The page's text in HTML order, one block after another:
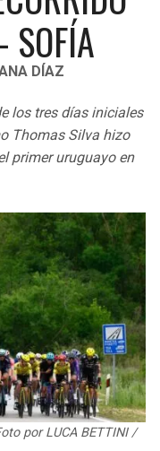
SOFÍA
DÍAZ
los tres días iniciales
Thomas Silva hizo
primer uruguayo en
por LUCA BETTINI /